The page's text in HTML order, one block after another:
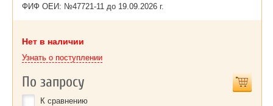
ФИФ ОЕИ: №47721-11 до 19.09.2026 г.
Нет в наличии
Узнать о поступлении
По запросу
К сравнению